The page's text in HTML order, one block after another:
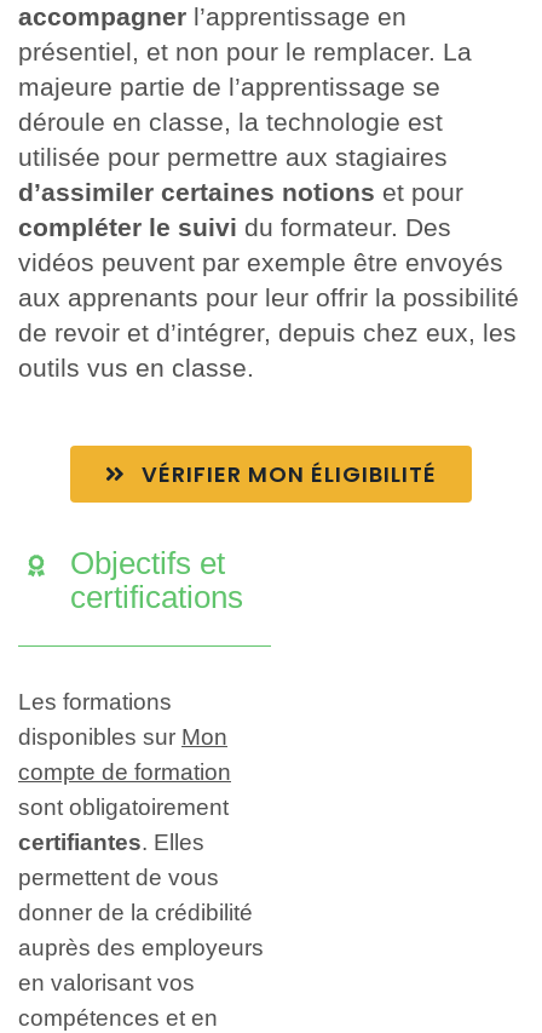
accompagnerl’apprentissage en
présentiel, et non pour le remplacer. La
majeure partie de l’apprentissage se
déroule en classe, la technologie est
utilisée pour permettre aux stagiaires
d’assimiler certaines notions et pour
compléter le suivi du formateur. Des
vidéos peuvent par exemple être envoyés
aux apprenants pour leur offrir la possibilité
de revoir et d’intégrer, depuis chez eux, les
outils vus en classe.
VÉRIFIER MON ÉLIGIBILITÉ
Objectifs et
certifications
Les formations
disponibles sur Mon
compte de formation
sont obligatoirement
certifiantes. Elles
permettent de vous
donner de la crédibilité
auprès des employeurs
en valorisant vos
compétences et en